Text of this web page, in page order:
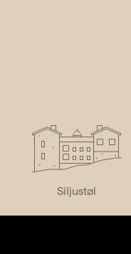
Siljustøl